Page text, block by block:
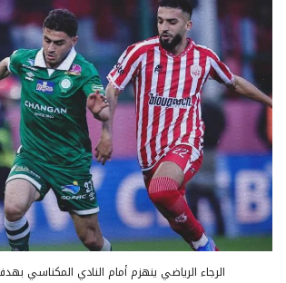
الرجاء الرياضي ينهزم أمام النادي المكناسي